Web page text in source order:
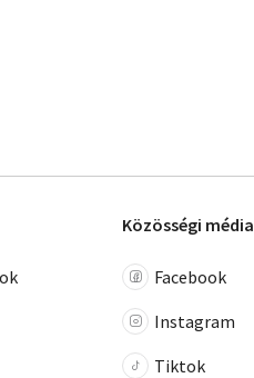
Közösségi média
Facebook
Instagram
Tiktok